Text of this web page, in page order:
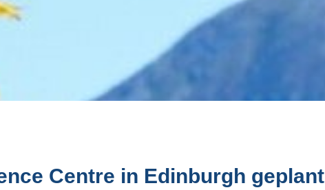
Küste
Masterclass Schottland
BOTTLE MARKET Bremen
Whiskymesse Villingen
Centre in Edinburgh geplant